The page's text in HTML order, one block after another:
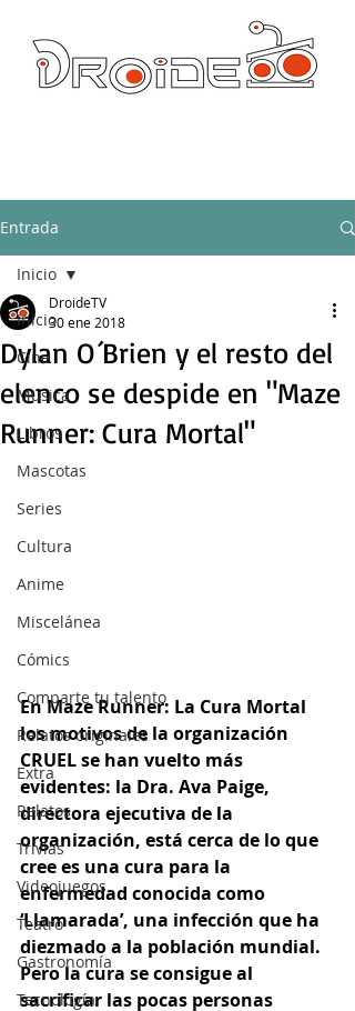
Entrada
Inicio
Cine
Música
Libros
Mascotas
Series
Cultura
Anime
Miscelánea
Cómics
Comparte tu talento
Relatos originales
Extra
Relatos
Trivias
Videojuegos
Teatro
Gastronomía
Tecnología
Inicio
Dylan O´Brien y el resto del
elenco se despide en "Maze
Runner: Cura Mortal"
DroideTV
30 ene 2018
En Maze Runner: La Cura Mortal
los motivos de la organización
CRUEL se han vuelto más
evidentes: la Dra. Ava Paige,
directora ejecutiva de la
organización, está cerca de lo que
cree es una cura para la
enfermedad conocida como
‘Llamarada’, una infección que ha
diezmado a la población mundial.
Pero la cura se consigue al
sacrificar las pocas personas